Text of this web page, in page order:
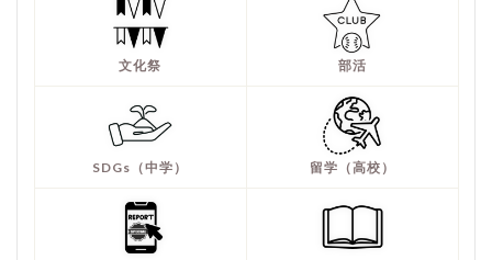
文化祭 部活
SDGs（中学） 留学（高校）